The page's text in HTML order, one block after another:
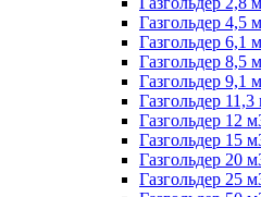
Газгольдер 4,5
Газгольдер 6,1
Газгольдер 8,5
Газгольдер 9,1
Газгольдер 11,3
Газгольдер 12
Газгольдер 15
Газгольдер 20
Газгольдер 25